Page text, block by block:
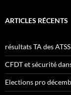
ARTICLES RÉCENTS
résultats TA des
CFDT et sécurité
Elections pro